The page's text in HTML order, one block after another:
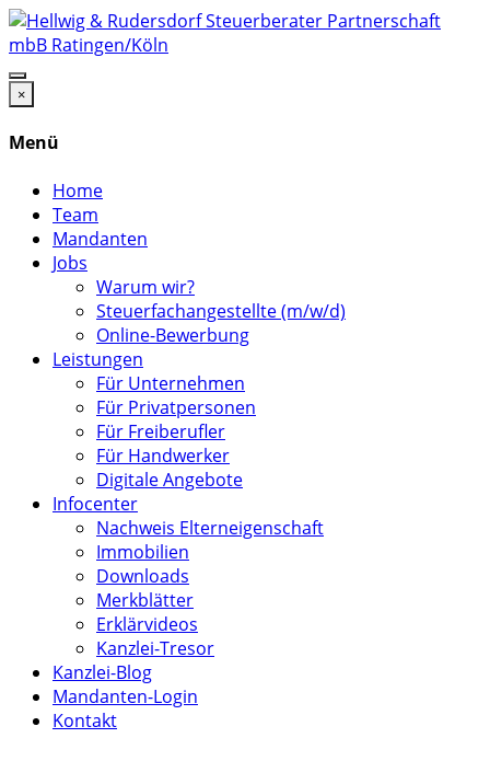
×
Menü
Home
Team
Mandanten
Jobs
Warum wir?
Steuerfachangestellte (m/w/d)
Online-Bewerbung
Leistungen
Für Unternehmen
Für Privatpersonen
Für Freiberufler
Für Handwerker
Digitale Angebote
Infocenter
Nachweis Elterneigenschaft
Immobilien
Downloads
Merkblätter
Erklärvideos
Kanzlei-Tresor
Kanzlei-Blog
Mandanten-Login
Kontakt